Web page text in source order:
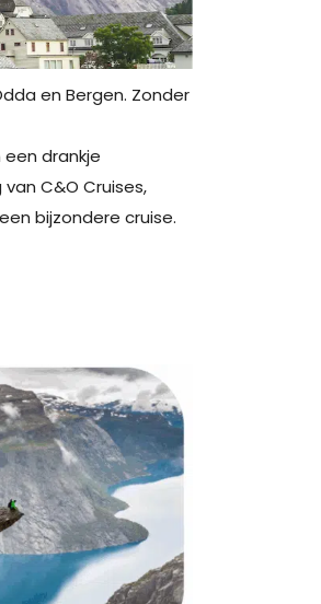
en Bergen. Zonder
drankje
C&O Cruises,
bijzondere cruise.